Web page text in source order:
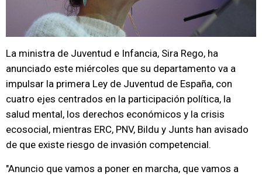
La ministra de Juventud e Infancia, Sira Rego, ha
anunciado este miércoles que su departamento va a
impulsar la primera Ley de Juventud de España, con
cuatro ejes centrados en la participación política, la
salud mental, los derechos económicos y la crisis
ecosocial, mientras ERC, PNV, Bildu y Junts han avisado
de que existe riesgo de invasión competencial.
"Anuncio que vamos a poner en marcha, que vamos a